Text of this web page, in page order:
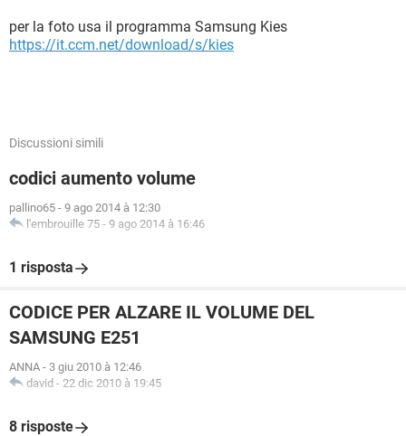
per la foto usa il programma Samsung Kies
https://it.ccm.net/download/s/kies
Discussioni simili
codici aumento volume
pallino65 - 9 ago 2014 à 12:30
l'embrouille 75 - 9 ago 2014 à 16:46
1 risposta
CODICE PER ALZARE IL VOLUME DEL
SAMSUNG E251
ANNA - 3 giu 2010 à 12:46
david - 22 dic 2010 à 19:45
8 risposte